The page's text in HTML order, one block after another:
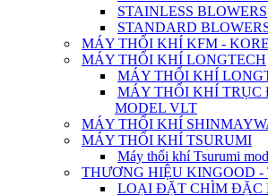
STAINLESS BLOWERS
STANDARD
MÁY THỔI KHÍ KFM -
MÁY THỔI KHÍ LONGTECH
MÁY THỔI KHÍ
MÁY THỔI KHÍ TRỤC
MODEL VLT
MÁY THỔI KHÍ
MÁY THỔI KHÍ TSURUMI
Máy thổi khí Tsurumi
THƯƠNG HIỆU KINGOOD -
LOẠI ĐẶT CHÌM ĐẶC